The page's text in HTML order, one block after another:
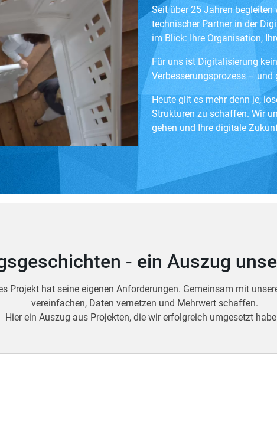
Seit über 25 Jahren
technischer Partner in der
im Blick: Ihre Organisation,
Für uns ist Digitalisierung
Verbesserungsprozess – und
Heute gilt es mehr denn je,
Strukturen zu schaffen. Wir
gehen und Ihre digitale
- ein Auszug
Projekt hat seine eigenen Anforderungen. Gemeinsam mit
vereinfachen, Daten vernetzen und Mehrwert schaffen.
Hier ein Auszug aus Projekten, die wir erfolgreich umgesetzt